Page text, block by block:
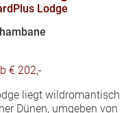
Lodge
€ 202,-
liegt wildromantisch
Dünen, umgeben von